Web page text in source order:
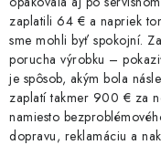
zaplatili 64 € a napriek
sme mohli byť spokojní.
porucha výrobku –
je spôsob, akým bola
zaplatí takmer 900 € za
namiesto
dopravu, reklamáciu a